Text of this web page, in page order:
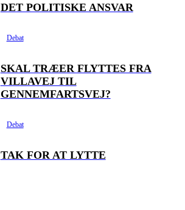
DET POLITISKE ANSVAR
Debat
SKAL TRÆER FLYTTES FRA
VILLAVEJ TIL
GENNEMFARTSVEJ?
Debat
TAK FOR AT LYTTE